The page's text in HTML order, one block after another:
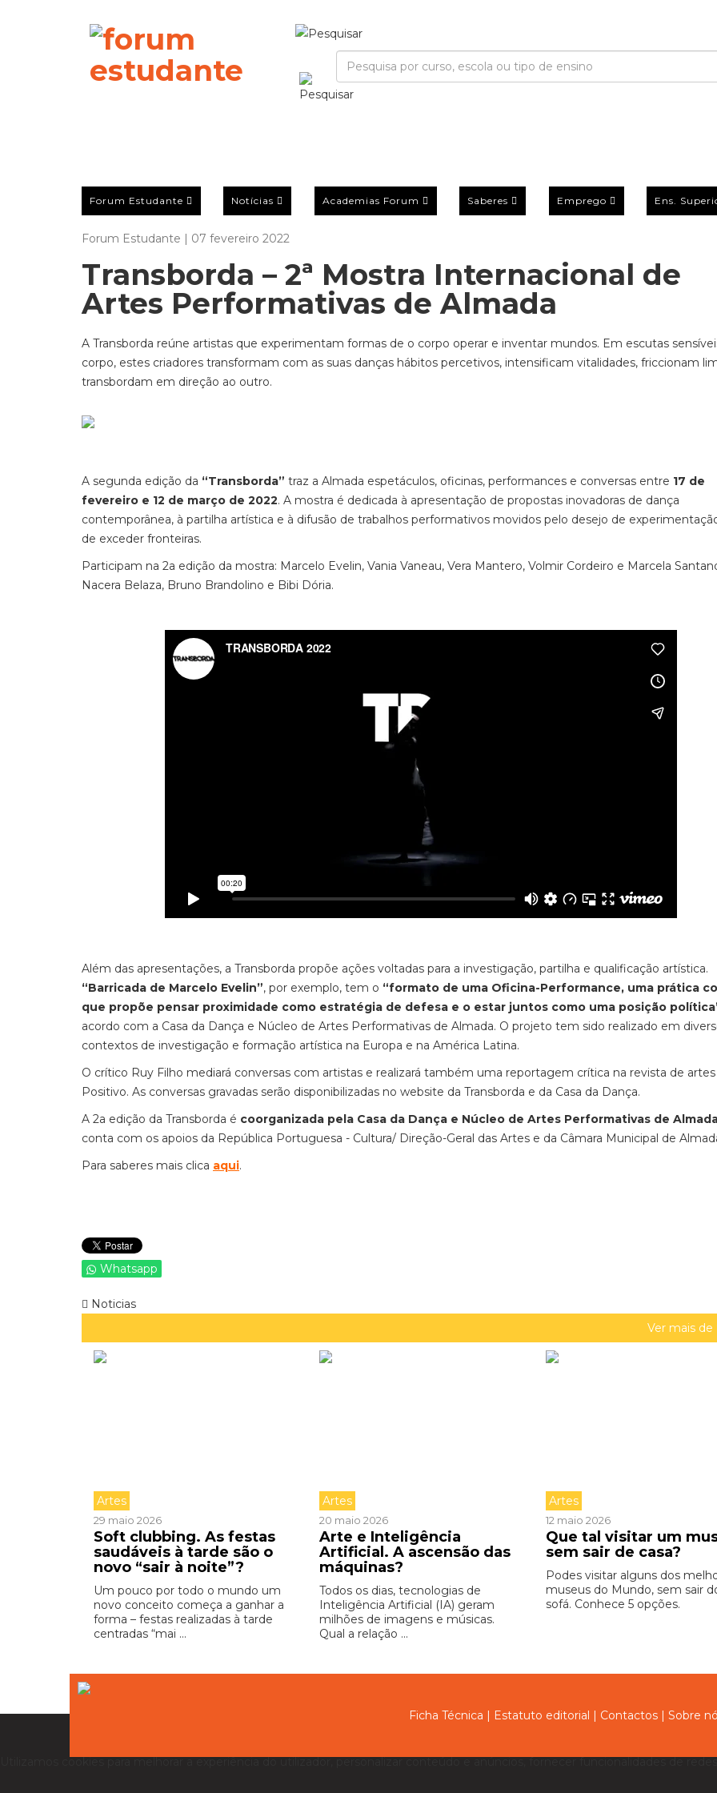
Forum Estudante Notícias Academias Forum Saberes Emprego Ens.
Forum Estudante | 07 fevereiro 2022
Transborda – 2ª Mostra Internacional de
Artes Performativas de Almada
A Transborda reúne artistas que experimentam formas de o corpo operar e inventar mundos. Em escutas
corpo, estes criadores transformam com as suas danças hábitos percetivos, intensificam vitalidades, friccionam
transbordam em direção ao outro.
A segunda edição da “Transborda” traz a Almada espetáculos, oficinas, performances e conversas entre 17 de
fevereiro e 12 de março de 2022. A mostra é dedicada à apresentação de propostas inovadoras de dança
contemporânea, à partilha artística e à difusão de trabalhos performativos movidos pelo desejo de
de exceder fronteiras.
Participam na 2a edição da mostra: Marcelo Evelin, Vania Vaneau, Vera Mantero, Volmir Cordeiro e Marcela
Nacera Belaza, Bruno Brandolino e Bibi Dória.
Além das apresentações, a Transborda propõe ações voltadas para a investigação, partilha e qualificação artística.
“Barricada de Marcelo Evelin”, por exemplo, tem o “formato de uma Oficina-Performance, uma prática
que propõe pensar proximidade como estratégia de defesa e o estar juntos como uma posição
acordo com a Casa da Dança e Núcleo de Artes Performativas de Almada. O projeto tem sido realizado em
contextos de investigação e formação artística na Europa e na América Latina.
O crítico Ruy Filho mediará conversas com artistas e realizará também uma reportagem crítica na revista de
Positivo. As conversas gravadas serão disponibilizadas no website da Transborda e da Casa da Dança.
A 2a edição da Transborda é coorganizada pela Casa da Dança e Núcleo de Artes Performativas de
conta com os apoios da República Portuguesa - Cultura/ Direção-Geral das Artes e da Câmara Municipal de
Para saberes mais clica aqui.
Whatsapp
Noticias
Ver mais de
Artes
29 maio 2026
Soft clubbing. As festas
saudáveis à tarde são o
novo “sair à noite”?
Um pouco por todo o mundo um
novo conceito começa a ganhar a
forma – festas realizadas à tarde
centradas “mai ...
Artes
20 maio 2026
Arte e Inteligência
Artificial. A ascensão das
máquinas?
Todos os dias, tecnologias de
Inteligência Artificial (IA) geram
milhões de imagens e músicas.
Qual a relação ...
Artes
12 maio 2026
Que tal visitar um
sem sair de casa?
Podes visitar alguns dos
museus do Mundo, sem sair
sofá. Conhece 5 opções.
Ficha Técnica | Estatuto editorial | Contactos | Sobre
Utilizamos cookies para melhorar a experiência do utilizador, personalizar conteúdo e anúncios, fornecer funcionalidades de